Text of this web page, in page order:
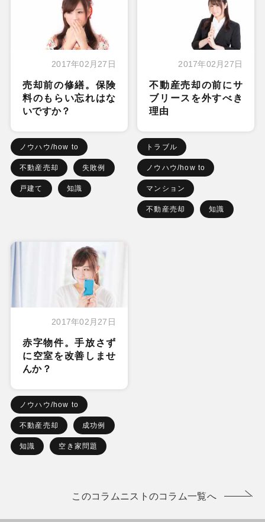
2017年02月27日
売却前の修繕。保険
料のもらい忘れはな
いですか？
ノウハウ/how to
不動産売却 失敗例
戸建て 知識
2017年02月27日
不動産売却の前にサ
ブリースを外すべき
理由
トラブル
ノウハウ/how to
マンション
不動産売却 知識
2017年02月27日
赤字物件。手放さず
に空室を改善しませ
んか？
ノウハウ/how to
不動産売却 成功例
知識 空き家問題
このコラムニストのコラム一覧へ